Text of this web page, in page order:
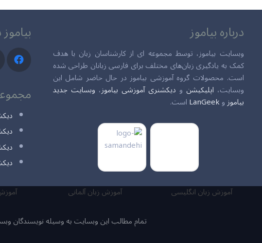
درباره بیاموز
وبسایت بیاموز، توسط مجموعه ای از کارشناسان زبان با هدف
کمک به یادگیری زبان‌های مختلف برای فارسی زبانان طراحی شده
است. محصولات گروه آموزشی بیاموز در حال حاضر شامل این
وبسایت، اپلیکیشن و دیکشنری آموزشی بیاموز، وبسایت جدید
بیاموزوLanGeekاست.
آموزش زبان انگلیسی آموزش زبان آلمانی
تمام مطالب این وبسایت به وسیله نویسندگان